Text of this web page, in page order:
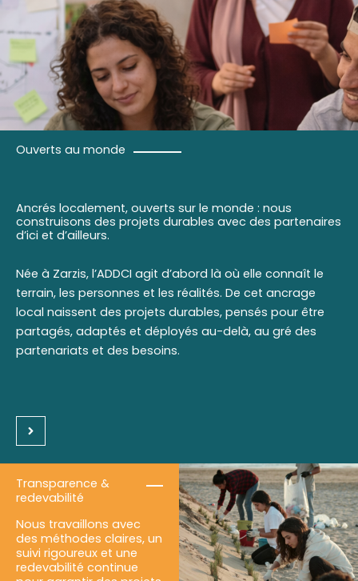
Ouverts au monde
Ancrés localement, ouverts sur le monde : nous
construisons des projets durables avec des partenaires
d’ici et d’ailleurs.
Née à Zarzis, l’ADDCI agit d’abord là où elle connaît le
terrain, les personnes et les réalités. De cet ancrage
local naissent des projets durables, pensés pour être
partagés, adaptés et déployés au-delà, au gré des
partenariats et des besoins.
Transparence &
redevabilité
Nous travaillons avec
des méthodes claires, un
suivi rigoureux et une
redevabilité continue